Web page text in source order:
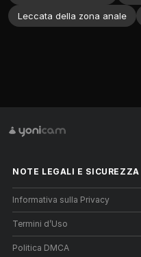
Leccata della zona anale
NOTE LEGALI E SICUREZZA
Informativa sulla Privacy
Termini d’Uso
Politica DMCA